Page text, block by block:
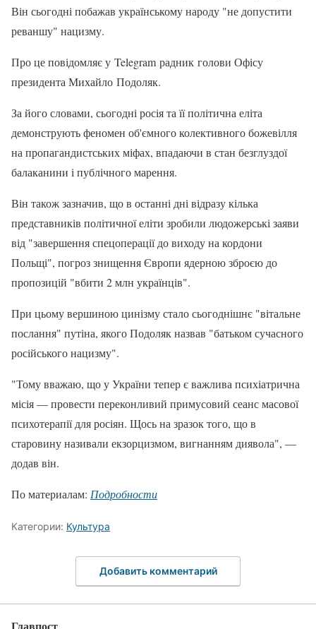
Він сьогодні побажав українському народу "не допустити
реваншу" нацизму.
Про це повідомляє у Telegram радник голови Офісу
президента Михайло Подоляк.
За його словами, сьогодні росія та її політична еліта
демонструють феномен об'ємного колективного божевілля
на пропагандистських міфах, впадаючи в стан безглуздої
балаканини і публічного марення.
Він також зазначив, що в останні дні відразу кілька
представників політичної еліти зробили людожерські заяви
від "завершення спецоперації до виходу на кордони
Польщі", погроз знищення Європи ядерною зброєю до
пропозицій "вбити 2 млн українців".
При цьому вершиною цинізму стало сьогоднішнє "вітальне
послання" путіна, якого Подоляк назвав "батьком сучасного
російського нацизму".
"Тому вважаю, що у України тепер є важлива психіатрична
місія — провести переконливий примусовий сеанс масової
психотерапії для росіян. Щось на зразок того, що в
старовину називали екзорцизмом, вигнанням диявола", —
додав він.
По материалам: Подробности
Категории: Культура
Добавить комментарий
Главпост